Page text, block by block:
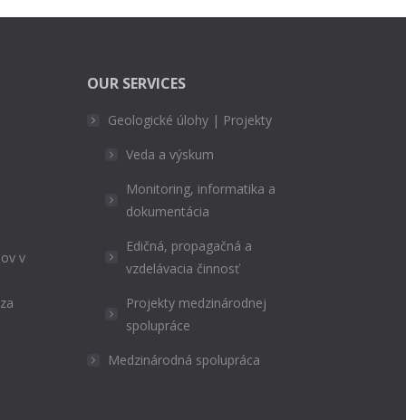
v
OUR SERVICES
Geologické úlohy | Projekty
Veda a výskum
Monitoring, informatika a
dokumentácia
Edičná, propagačná a
vzdelávacia činnosť
Projekty medzinárodnej
spolupráce
Medzinárodná spolupráca